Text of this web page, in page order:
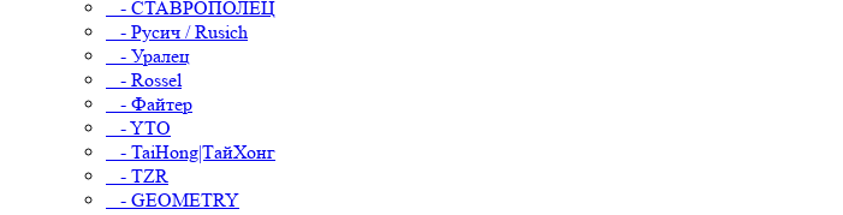
- СТАВРОПОЛЕЦ
- Русич / Rusich
- Уралец
- Rossel
- Файтер
- YTO
- TaiHong|ТайХонг
- TZR
- GEOMETRY